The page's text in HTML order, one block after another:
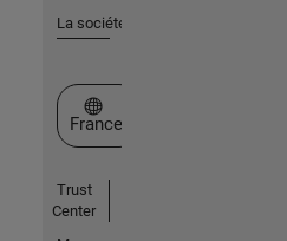
La société
Sélectionner un site web
France
Trust
Center